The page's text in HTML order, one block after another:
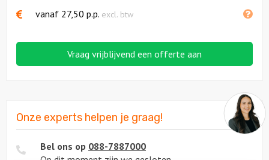
vanaf 27,50 p.p. excl. btw
Vraag vrijblijvend een offerte aan
Onze experts helpen je graag!
Bel ons op 088-7887000